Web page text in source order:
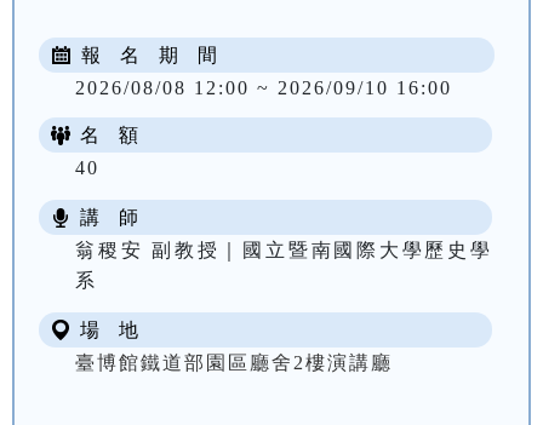
報 名 期 間
2026/08/08 12:00 ~ 2026/09/10 16:00
名 額
40
講 師
翁稷安 副教授｜國立暨南國際大學歷史學
系
場 地
臺博館鐵道部園區廳舍2樓演講廳